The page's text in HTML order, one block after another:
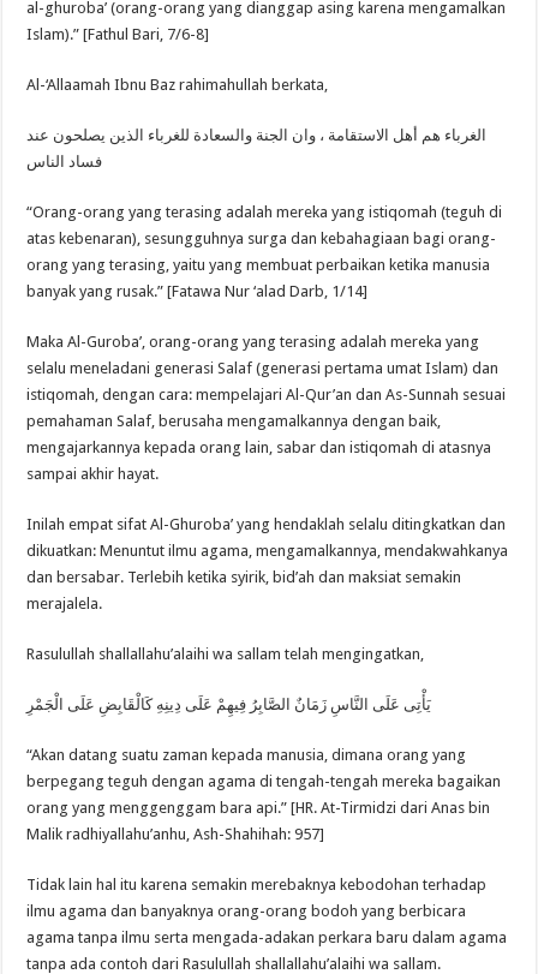
al-ghuroba’ (orang-orang yang dianggap asing karena mengamalkan
Islam).” [Fathul Bari, 7/6-8]
Al-‘Allaamah Ibnu Baz rahimahullah berkata,
الغرباء هم أهل الاستقامة ، وان الجنة والسعادة للغرباء الذين يصلحون عند
فساد الناس
“Orang-orang yang terasing adalah mereka yang istiqomah (teguh di
atas kebenaran), sesungguhnya surga dan kebahagiaan bagi orang-
orang yang terasing, yaitu yang membuat perbaikan ketika manusia
banyak yang rusak.” [Fatawa Nur ‘alad Darb, 1/14]
Maka Al-Guroba’, orang-orang yang terasing adalah mereka yang
selalu meneladani generasi Salaf (generasi pertama umat Islam) dan
istiqomah, dengan cara: mempelajari Al-Qur’an dan As-Sunnah sesuai
pemahaman Salaf, berusaha mengamalkannya dengan baik,
mengajarkannya kepada orang lain, sabar dan istiqomah di atasnya
sampai akhir hayat.
Inilah empat sifat Al-Ghuroba’ yang hendaklah selalu ditingkatkan dan
dikuatkan: Menuntut ilmu agama, mengamalkannya, mendakwahkanya
dan bersabar. Terlebih ketika syirik, bid’ah dan maksiat semakin
merajalela.
Rasulullah shallallahu’alaihi wa sallam telah mengingatkan,
يَأْتِى عَلَى النَّاسِ زَمَانٌ الصَّابِرُ فِيهِمْ عَلَى دِينِهِ كَالْقَابِضِ عَلَى الْجَمْرِ
“Akan datang suatu zaman kepada manusia, dimana orang yang
berpegang teguh dengan agama di tengah-tengah mereka bagaikan
orang yang menggenggam bara api.” [HR. At-Tirmidzi dari Anas bin
Malik radhiyallahu’anhu, Ash-Shahihah: 957]
Tidak lain hal itu karena semakin merebaknya kebodohan terhadap
ilmu agama dan banyaknya orang-orang bodoh yang berbicara
agama tanpa ilmu serta mengada-adakan perkara baru dalam agama
tanpa ada contoh dari Rasulullah shallallahu’alaihi wa sallam.